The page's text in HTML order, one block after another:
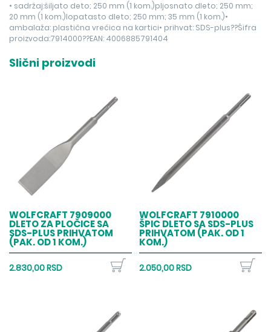
• sadržaj:šiljato deto; 250 mm (1 kom.)pljosnato dleto; 250 mm;
20 mm (1 kom.)lopatasto dleto; 250 mm; 35 mm (1 kom.)•
ambalaža: plastična vrećica na kartici• prihvat: SDS-plus??Šifra
proizvoda:7914000??EAN: 4006885791404
Slični proizvodi
WOLFCRAFT 7909000
DLETO ZA PLOČICE SA
SDS-PLUS PRIHVATOM
(PAK. OD 1 KOM.)
2.830,00 RSD
WOLFCRAFT 7910000
ŠPIC DLETO SA SDS-PLUS
PRIHVATOM (PAK. OD 1
KOM.)
2.050,00 RSD